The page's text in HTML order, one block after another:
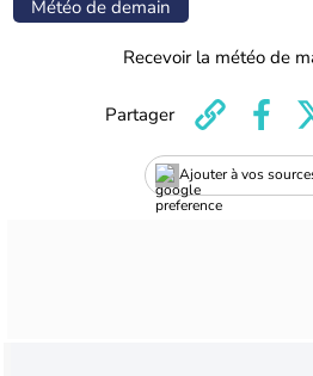
Météo de demain
Recevoir la météo de
Ajouter à vos
Partager